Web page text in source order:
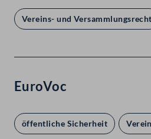
Vereins- und Versammlungsrecht
EuroVoc
öffentliche Sicherheit